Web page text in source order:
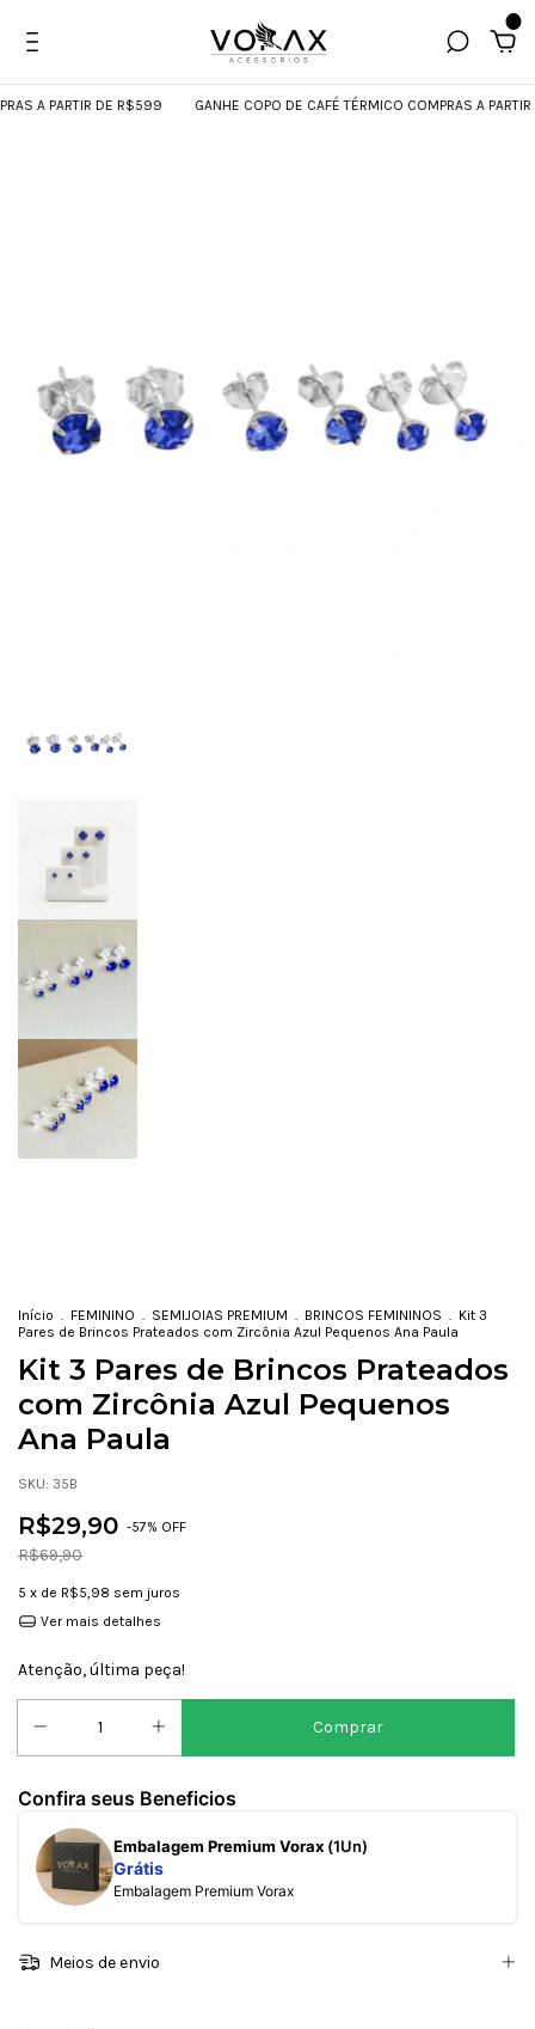
A PARTIR DE R$599 GANHE COPO DE CAFÉ TÉRMICO COMPRAS A PARTIR
Início . FEMININO . SEMIJOIAS PREMIUM . BRINCOS FEMININOS . Kit 3
Pares de Brincos Prateados com Zircônia Azul Pequenos Ana Paula
Kit 3 Pares de Brincos Prateados
com Zircônia Azul Pequenos
Ana Paula
SKU: 35B
R$29,90 -57% OFF
R$69,90
5 x de R$5,98 sem juros
Ver mais detalhes
Atenção, última peça!
Confira seus Beneficios
Embalagem Premium Vorax (1Un)
Grátis
Embalagem Premium Vorax
Meios de envio